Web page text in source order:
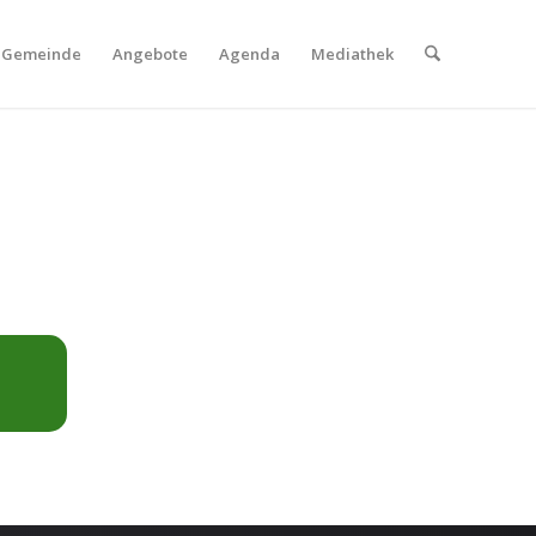
Gemeinde Angebote Agenda Mediathek